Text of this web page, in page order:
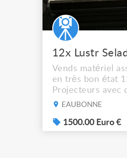
Vends matériel
en très bon état
Projecteurs avec
de filtre filtre
system – seven
LEDs providing
EAUBONNE
1500.00 Euro €